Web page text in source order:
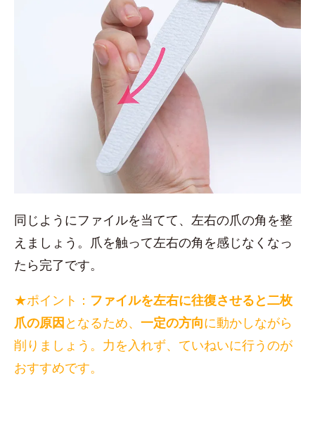
同じようにファイルを当てて、左右の爪の角を整
えましょう。爪を触って左右の角を感じなくなっ
たら完了です。
★ポイント： ファイルを左右に往復させると二枚
爪の原因となるため、 一定の方向に動かしながら
削りましょう。力を入れず、ていねいに行うのが
おすすめです。